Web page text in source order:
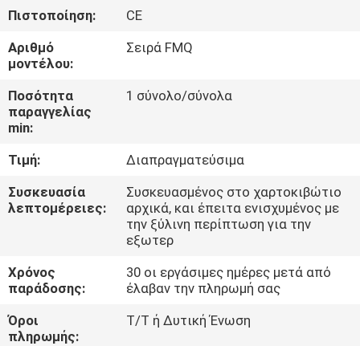
ΕΡΓΟΣΤΑΣΊΩΝ
ΠΟΙΟΤΙΚΌΣ
ΈΛΕΓΧΟΣ
ΜΑΣ
ΕΛΆΤΕ
ΣΕ
ΕΠΑΦΉ
ΖΗΤΉΣΤΕ
ΈΝΑ
Πιστοποίηση:
CE
Αριθμό
μοντέλου:
Σειρά FMQ
Ποσότητα
παραγγελίας
min:
1 σύνολο/σύνολα
Τιμή:
Διαπραγματεύσιμα
Συσκευασία
λεπτομέρειες:
Συσκευασμένος στο χαρτοκιβώτιο
αρχικά, και έπειτα ενισχυμένος με
την ξύλινη περίπτωση για την
εξωτερ
Χρόνος
παράδοσης:
30 οι εργάσιμες ημέρες μετά από
έλαβαν την πληρωμή σας
Όροι
πληρωμής:
T/T ή Δυτική Ένωση